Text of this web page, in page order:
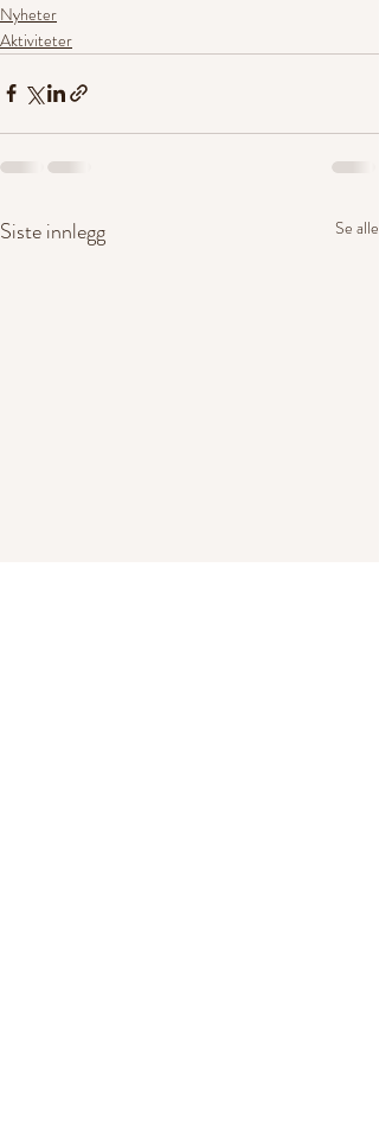
Nyheter
Aktiviteter
Siste innlegg Se alle